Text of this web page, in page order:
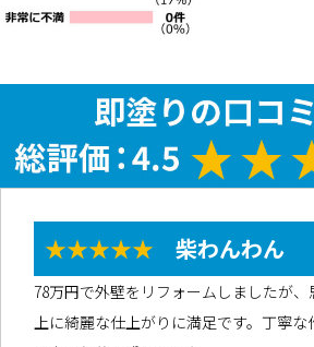
★★★★★ 柴わんわん
78万円で外壁をリフォームしましたが、
上に綺麗な仕上がりに満足です。丁寧な